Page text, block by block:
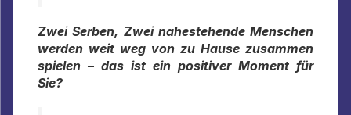
Zwei Serben, Zwei nahestehende Menschen
werden weit weg von zu Hause zusammen
spielen – das ist ein positiver Moment für
Sie?